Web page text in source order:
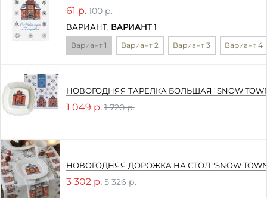
61 р. 100 р.
ВАРИАНТ: ВАРИАНТ 1
Вариант 1 Вариант 2 Вариант 3 Вариант 4
НОВОГОДНЯЯ ТАРЕЛКА БОЛЬШАЯ "SNOW
1 049 р. 1 720 р.
НОВОГОДНЯЯ ДОРОЖКА НА СТОЛ "SNOW
3 302 р. 5 326 р.